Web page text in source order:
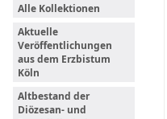
Alle Kollektionen
Aktuelle
Veröffentlichungen
aus dem Erzbistum
Köln
Altbestand der
Diözesan- und